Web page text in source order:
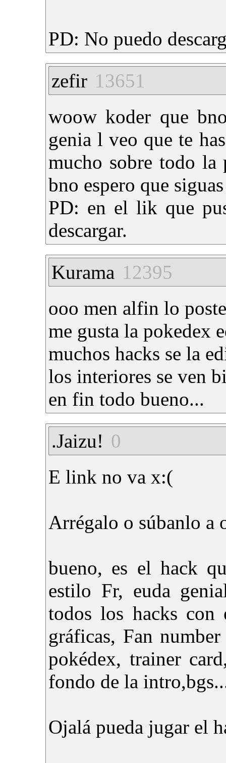
PD: No puedo
zefir 13651
woow koder que
genia l veo que te
mucho sobre todo la
bno espero que
PD: en el lik que
descargar.
Kurama 12395
ooo men alfin lo
me gusta la pokedex
muchos hacks se la
los interiores se ven
en fin todo bueno...
.Jaizu! 0
E link no va x:(
Arrégalo o súbanlo a
bueno, es el hack
estilo Fr, euda
todos los hacks con
gráficas, Fan
pokédex, trainer
fondo de la
Ojalá pueda jugar el